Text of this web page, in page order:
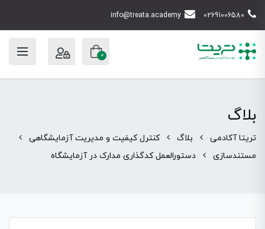
02691006580
info@treata.academy
0
بلاگ
تریتا آکادمی بلاگ
کنترل کیفیت و مدیریت آزمایشگاهی
مستندسازی
دستورالعمل کدگذاری مدارک در آزمایشگاه